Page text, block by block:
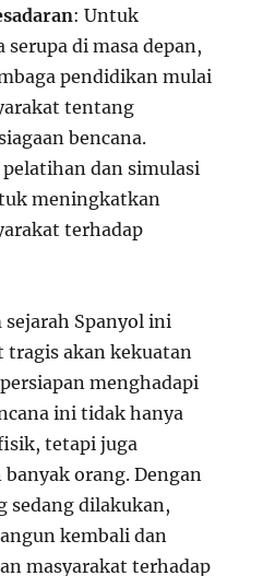
: Untuk
serupa di masa depan,
pendidikan mulai
tentang
bencana.
dan simulasi
meningkatkan
terhadap
Spanyol ini
tragis akan kekuatan
menghadapi
ini tidak hanya
tetapi juga
orang. Dengan
sedang dilakukan,
kembali dan
masyarakat terhadap